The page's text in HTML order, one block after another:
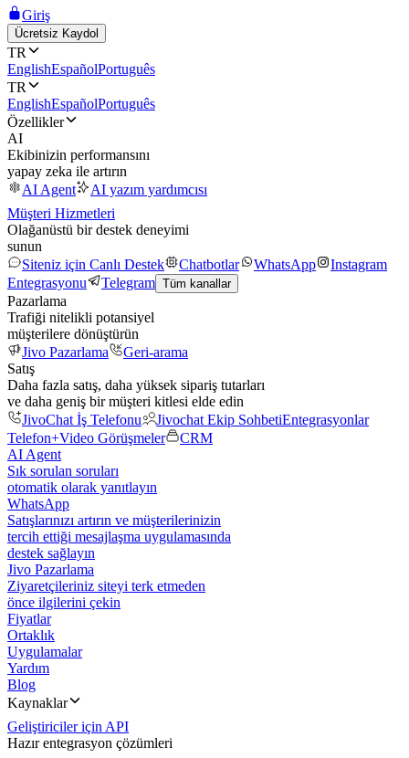
Giriş
Ücretsiz Kaydol
TR
EnglishEspañolPortuguês
TR
EnglishEspañolPortuguês
Özellikler
AI
Ekibinizin performansını
yapay zeka ile artırın
AI Agent
AI yazım yardımcısı
Müşteri Hizmetleri
Olağanüstü bir destek deneyimi
sunun
Siteniz için Canlı Destek
Chatbotlar WhatsApp
Instagram
Entegrasyonu
Telegram Tüm kanallar
Pazarlama
Trafiği nitelikli potansiyel
müşterilere dönüştürün
Jivo Pazarlama
Geri-arama
Satış
Daha fazla satış, daha yüksek sipariş tutarları
ve daha geniş bir müşteri kitlesi elde edin
JivoChat İş Telefonu
Jivochat Ekip SohbetiEntegrasyonlar
Telefon+Video Görüşmeler
CRM
AI Agent
Sık sorulan soruları
otomatik olarak yanıtlayın
WhatsApp
Satışlarınızı artırın ve müşterilerinizin
tercih ettiği mesajlaşma uygulamasında
destek sağlayın
Jivo Pazarlama
Ziyaretçileriniz siteyi terk etmeden
önce ilgilerini çekin
Fiyatlar
Ortaklık
Uygulamalar
Yardım
Blog
Kaynaklar
Geliştiriciler için API
Hazır entegrasyon çözümleri